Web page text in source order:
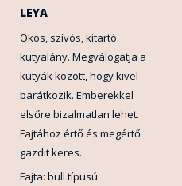
LEYA
Okos, szívós, kitartó
kutyalány. Megválogatja a
kutyák között, hogy kivel
barátkozik. Emberekkel
elsőre bizalmatlan lehet.
Fajtához értő és megértő
gazdit keres.
Fajta: bull típusú